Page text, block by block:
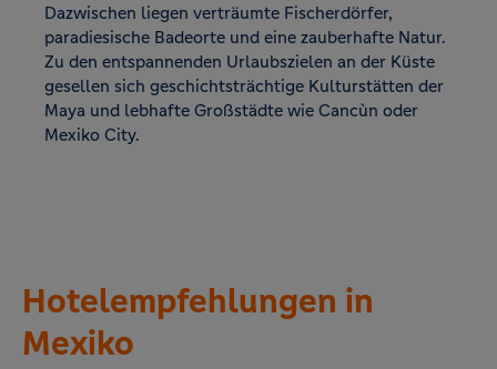
Dazwischen liegen verträumte Fischerdörfer,
paradiesische Badeorte und eine zauberhafte Natur.
Zu den entspannenden Urlaubszielen an der Küste
gesellen sich geschichtsträchtige Kulturstätten der
Maya und lebhafte Großstädte wie Cancùn oder
Mexiko City.
Hotelempfehlungen in
Mexiko